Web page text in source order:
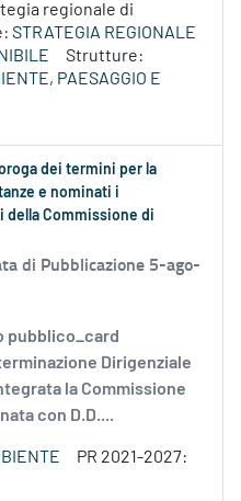
regionale di
STRATEGIA REGIONALE
Strutture:
PAESAGGIO E
dei termini per la
e nominati i
Commissione di
di Pubblicazione 5-ago-
pubblico_card
Dirigenziale
la Commissione
con D.D....
PR 2021-2027: